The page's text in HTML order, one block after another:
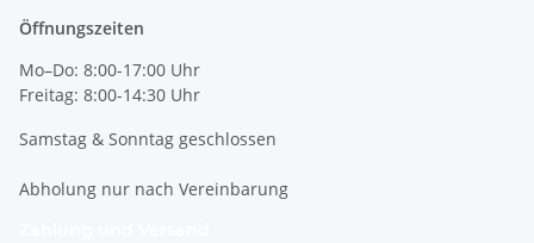
Öffnungszeiten
Mo–Do: 8:00-17:00 Uhr
Freitag: 8:00-14:30 Uhr
Samstag & Sonntag geschlossen
Abholung nur nach Vereinbarung